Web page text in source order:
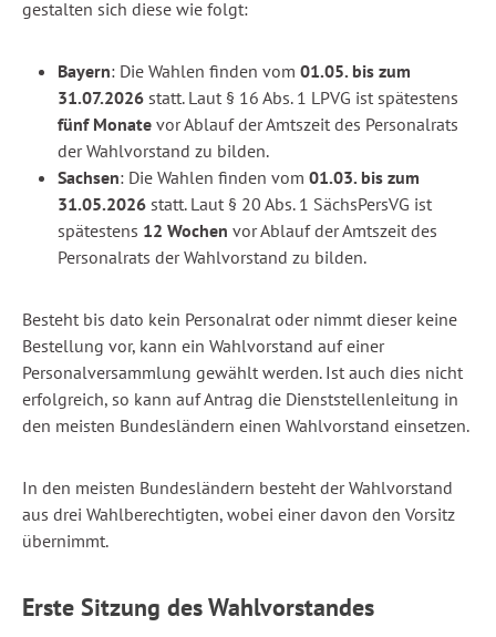
gestalten sich diese wie folgt:
Bayern: Die Wahlen finden vom 01.05. bis zum
31.07.2026 statt. Laut § 16 Abs. 1 LPVG ist spätestens
fünf Monate vor Ablauf der Amtszeit des Personalrats
der Wahlvorstand zu bilden.
Sachsen: Die Wahlen finden vom 01.03. bis zum
31.05.2026 statt. Laut § 20 Abs. 1 SächsPersVG ist
spätestens 12 Wochen vor Ablauf der Amtszeit des
Personalrats der Wahlvorstand zu bilden.
Besteht bis dato kein Personalrat oder nimmt dieser keine
Bestellung vor, kann ein Wahlvorstand auf einer
Personalversammlung gewählt werden. Ist auch dies nicht
erfolgreich, so kann auf Antrag die Dienststellenleitung in
den meisten Bundesländern einen Wahlvorstand einsetzen.
In den meisten Bundesländern besteht der Wahlvorstand
aus drei Wahlberechtigten, wobei einer davon den Vorsitz
übernimmt.
Erste Sitzung des Wahlvorstandes